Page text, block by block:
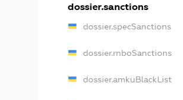
dossier.sanctions
dossier.specSanctions
dossier.rnboSanctions
dossier.amkuBlackList